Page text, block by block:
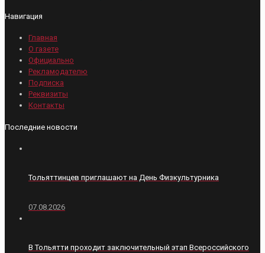
Навигация
Главная
О газете
Официально
Рекламодателю
Подписка
Реквизиты
Контакты
Последние новости
Тольяттинцев приглашают на День Физкультурника
07.08.2026
В Тольятти проходит заключительный этап Всероссийского